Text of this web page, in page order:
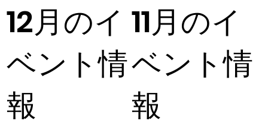
12月のイ
ベント情
報
11月のイ
ベント情
報